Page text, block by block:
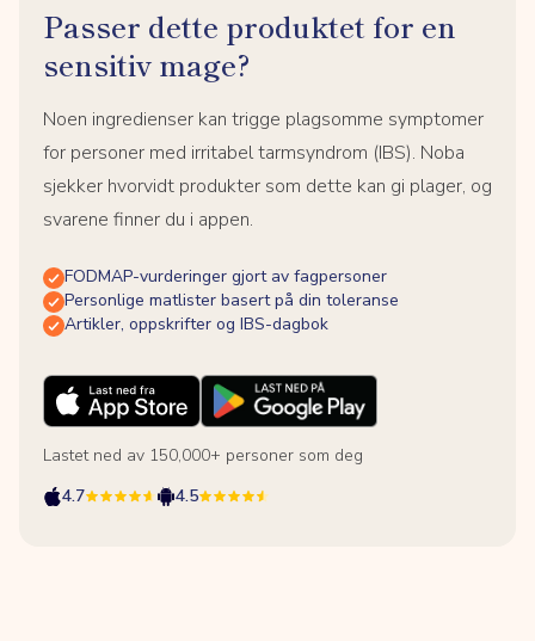
Passer dette produktet for en
sensitiv mage?
Noen ingredienser kan trigge plagsomme symptomer
for personer med irritabel tarmsyndrom (IBS). Noba
sjekker hvorvidt produkter som dette kan gi plager, og
svarene finner du i appen.
FODMAP-vurderinger gjort av fagpersoner
Personlige matlister basert på din toleranse
Artikler, oppskrifter og IBS-dagbok
Lastet ned av 150,000+ personer som deg
4.7
4.5